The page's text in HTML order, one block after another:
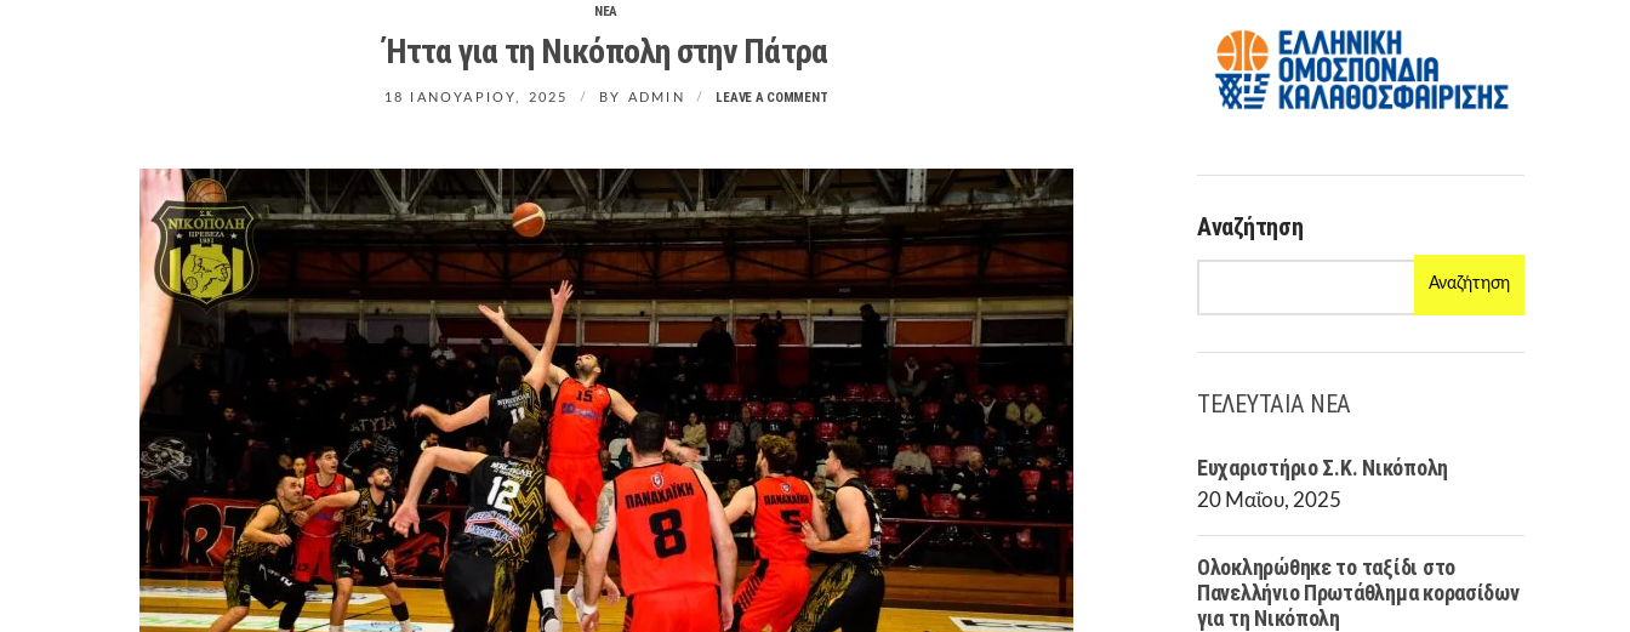
ΝΕΑ
Ήττα για τη Νικόπολη στην Πάτρα
18 ΙΑΝΟΥΑΡΊΟΥ, 2025 BY ADMIN LEAVE A COMMENT
Αναζήτηση
Αναζήτηση
ΤΕΛΕΥΤΑΙΑ ΝΕΑ
Ευχαριστήριο Σ.Κ. Νικόπολη
20 Μαΐου, 2025
Ολοκληρώθηκε το ταξίδι στο
Πανελλήνιο Πρωτάθλημα κορασίδων
για τη Νικόπολη